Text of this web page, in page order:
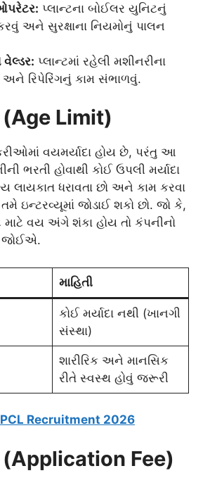
પ્લાન્ટના બોઈલર યુનિટનું
અને સુરક્ષાના નિયમોનું પાલન
પ્લાન્ટમાં રહેલી મશીનરીના
રિપેરિંગનું કામ સંભાળવું.
(Age Limit)
વયમર્યાદા હોય છે, પરંતુ આ
ભરતી હોવાથી કોઈ ઉપલી મર્યાદા
લાયકાત ધરાવતા છો અને કામ કરવા
તમે ઇન્ટરવ્યૂમાં જોડાઈ શકો છો. જો કે,
માટે વય અંગે શંકા હોય તો કંપનીનો
જોઈએ.
માહિતી
કોઈ મર્યાદા નથી (ખાનગી
સંસ્થા)
શારીરિક અને માનસિક
રીતે સ્વસ્થ હોવું જરૂરી
Recruitment 2026
Fee)